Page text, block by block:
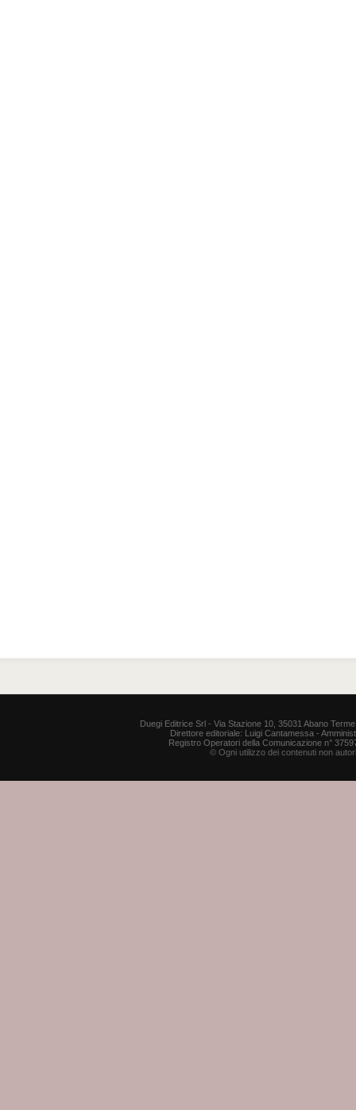
Duegi Editrice Srl - Via Stazione 10, 35031 Abano
Direttore editoriale: Luigi Cantamessa -
Registro Operatori della Comunicazione n°
© Ogni utilizzo dei contenuti non